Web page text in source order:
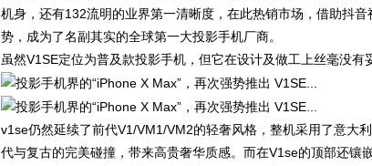
机身，还有132流明的业界第一清晰度，在此热销市场，借助抖
势，成为了名副其实的全球第一大投影手机厂商。
虽然V1SE定位为普及款投影手机，但它在设计及做工上丝毫没有
v1se仍然延续了前代V1/VM1/VM2的轻奢风格，整机采用了意大
代与复古的完美碰撞，带来高贵奢华质感。而在V1se的顶部还镶